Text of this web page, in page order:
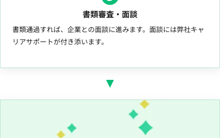
書類審査・面談
書類通過すれば、企業との面談に進みます。面談には弊社キャ
リアサポートが付き添います。